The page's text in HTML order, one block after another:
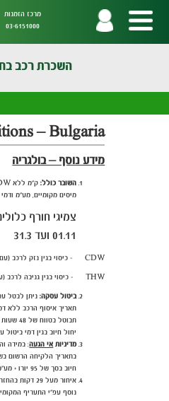
מרכז הזמנות
03-6151000
השכרת רכב
– Bulgaria
מידע נוסף – בולגריה
השובר כולל:
מיסים מקומיים, מע"מ ודמי
צמיגי חורף
01.11 ועד 31.3
CDW - כיסוי בגין נזק לרכב (עם השתתפות עצמית).
THW - כיסוי בגין גניבה לרכב (עם השתתפות עצמית)
ביטול עסקה:
תאריך איסוף הרכב ללא
תבוטל
יחול חיוב בגין דמי ביטול על סך 45
מדיניות אי הגעה: במידה
בתאריך הלקיחה הרשום
חיוב בסך של 95 יורו + מע"מ.
איחור מעל 29
נוסף עפ"י התעריף המקומי.